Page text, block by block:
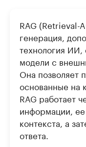
RAG (Retrieval-
генерация,
технология
модели с
Она позволяет
основанные на
RAG работает
информации, ее
контекста, а
ответа.